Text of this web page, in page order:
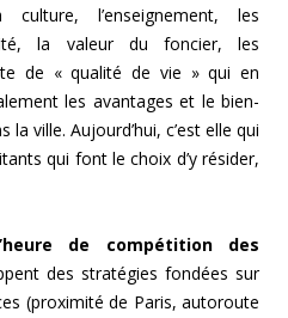
l’enseignement, les
la valeur du foncier, les
de « qualité de vie » qui en
les avantages et le bien-
ville. Aujourd’hui, c’est elle qui
qui font le choix d’y résider,
de compétition des
des stratégies fondées sur
(proximité de Paris, autoroute